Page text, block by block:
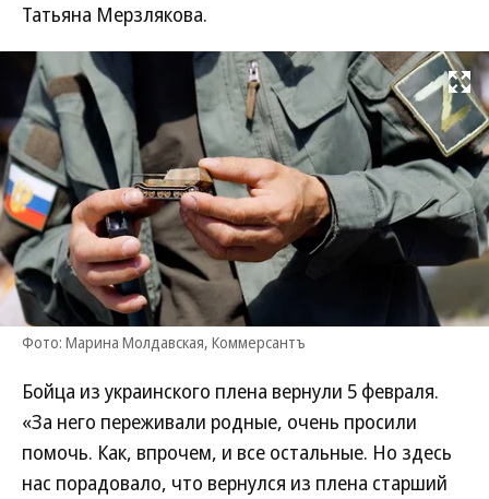
Татьяна Мерзлякова.
Развернуть
Фото: Марина Молдавская, Коммерсантъ
Бойца из украинского плена вернули 5 февраля.
«За него переживали родные, очень просили
помочь. Как, впрочем, и все остальные. Но здесь
нас порадовало, что вернулся из плена старший